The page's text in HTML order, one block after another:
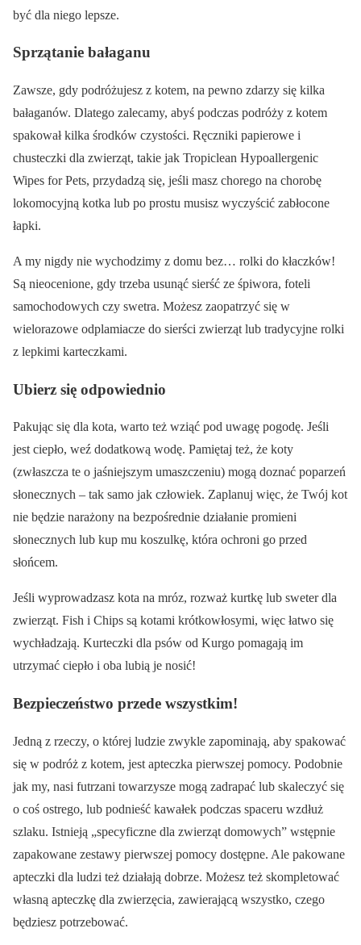
być dla niego lepsze.
Sprzątanie bałaganu
Zawsze, gdy podróżujesz z kotem, na pewno zdarzy się kilka
bałaganów. Dlatego zalecamy, abyś podczas podróży z kotem
spakował kilka środków czystości. Ręczniki papierowe i
chusteczki dla zwierząt, takie jak Tropiclean Hypoallergenic
Wipes for Pets, przydadzą się, jeśli masz chorego na chorobę
lokomocyjną kotka lub po prostu musisz wyczyścić zabłocone
łapki.
A my nigdy nie wychodzimy z domu bez… rolki do kłaczków!
Są nieocenione, gdy trzeba usunąć sierść ze śpiwora, foteli
samochodowych czy swetra. Możesz zaopatrzyć się w
wielorazowe odplamiacze do sierści zwierząt lub tradycyjne rolki
z lepkimi karteczkami.
Ubierz się odpowiednio
Pakując się dla kota, warto też wziąć pod uwagę pogodę. Jeśli
jest ciepło, weź dodatkową wodę. Pamiętaj też, że koty
(zwłaszcza te o jaśniejszym umaszczeniu) mogą doznać poparzeń
słonecznych – tak samo jak człowiek. Zaplanuj więc, że Twój kot
nie będzie narażony na bezpośrednie działanie promieni
słonecznych lub kup mu koszulkę, która ochroni go przed
słońcem.
Jeśli wyprowadzasz kota na mróz, rozważ kurtkę lub sweter dla
zwierząt. Fish i Chips są kotami krótkowłosymi, więc łatwo się
wychładzają. Kurteczki dla psów od Kurgo pomagają im
utrzymać ciepło i oba lubią je nosić!
Bezpieczeństwo przede wszystkim!
Jedną z rzeczy, o której ludzie zwykle zapominają, aby spakować
się w podróż z kotem, jest apteczka pierwszej pomocy. Podobnie
jak my, nasi futrzani towarzysze mogą zadrapać lub skaleczyć się
o coś ostrego, lub podnieść kawałek podczas spaceru wzdłuż
szlaku. Istnieją „specyficzne dla zwierząt domowych” wstępnie
zapakowane zestawy pierwszej pomocy dostępne. Ale pakowane
apteczki dla ludzi też działają dobrze. Możesz też skompletować
własną apteczkę dla zwierzęcia, zawierającą wszystko, czego
będziesz potrzebować.